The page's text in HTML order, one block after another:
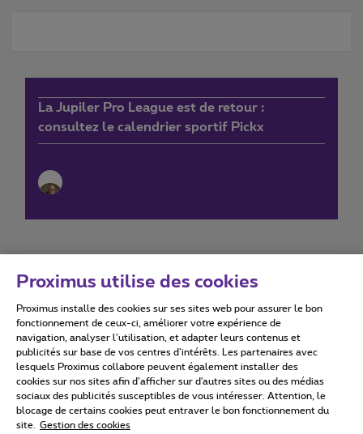
La Jupiler Pro League est de retour :
consultez le calendrier sportif Pickx
Conditions d'utilisation Accessibility statement
Tous droits réservés. © 2026
Conditions générales, info consommateur
Proximus utilise des cookies
Proximus installe des cookies sur ses sites web pour assurer le bon
fonctionnement de ceux-ci, améliorer votre expérience de
navigation, analyser l’utilisation, et adapter leurs contenus et
publicités sur base de vos centres d’intérêts. Les partenaires avec
lesquels Proximus collabore peuvent également installer des
cookies sur nos sites afin d’afficher sur d'autres sites ou des médias
sociaux des publicités susceptibles de vous intéresser. Attention, le
blocage de certains cookies peut entraver le bon fonctionnement du
site.
Gestion des cookies